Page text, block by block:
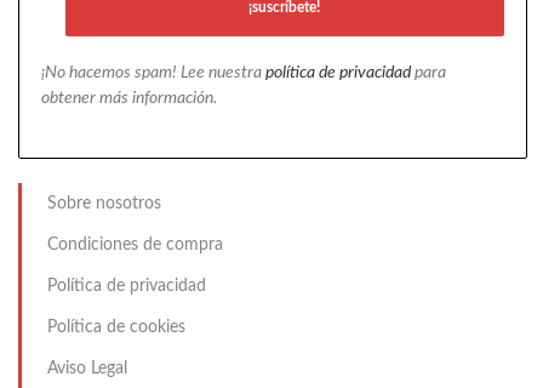
¡No hacemos spam! Lee nuestra política de privacidadpara
obtener más información.
Sobre nosotros
Condiciones de compra
Política de privacidad
Política de cookies
Aviso Legal